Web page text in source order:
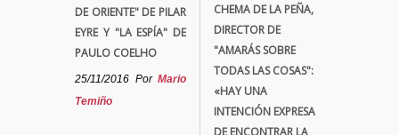
DE ORIENTE" DE PILAR
EYRE Y "LA ESPÍA" DE
PAULO COELHO
25/11/2016 Por Mario
Temiño
CHEMA DE LA PEÑA,
DIRECTOR DE
"AMARÁS SOBRE
TODAS LAS COSAS":
«HAY UNA
INTENCIÓN EXPRESA
DE ENCONTRAR LA